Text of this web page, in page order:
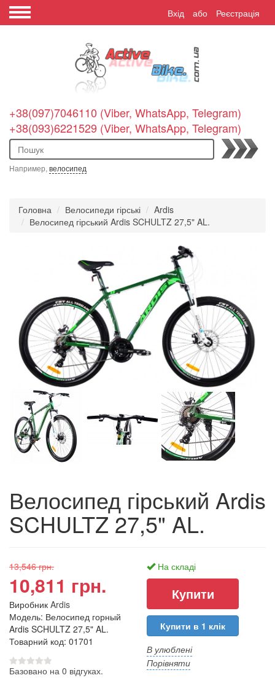
Вхід або Реєстрація
+38(097)7046110 (Viber, WhatsApp, Telegram)
+38(093)6221529 (Viber, WhatsApp, Telegram)
Пошук
Например, велосипед
Головна Велосипеди гірські
Ardis
Велосипед гірський Ardis SCHULTZ 27,5" AL.
Велосипед гірський Ardis
SCHULTZ 27,5" AL.
13,546 грн.
10,811 грн.
Виробник Ardis
Модель: Велосипед горный
Ardis SCHULTZ 27,5" AL.
Товарний код: 01701
Базовано на 0 відгуках.
На складі
Купити в 1 клік
В улюблені
Порівняти